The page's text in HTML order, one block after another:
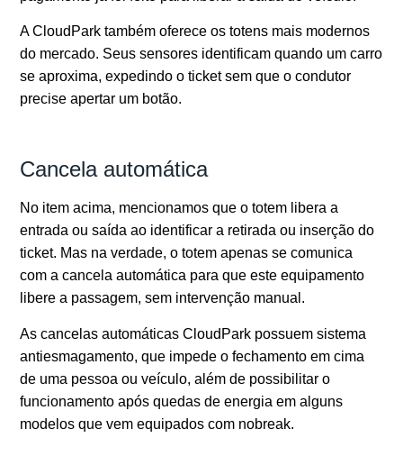
A CloudPark também oferece os totens mais modernos
do mercado. Seus sensores identificam quando um carro
se aproxima, expedindo o ticket sem que o condutor
precise apertar um botão.
Cancela automática
No item acima, mencionamos que o totem libera a
entrada ou saída ao identificar a retirada ou inserção do
ticket. Mas na verdade, o totem apenas se comunica
com a cancela automática para que este equipamento
libere a passagem, sem intervenção manual.
As cancelas automáticas CloudPark possuem sistema
antiesmagamento, que impede o fechamento em cima
de uma pessoa ou veículo, além de possibilitar o
funcionamento após quedas de energia em alguns
modelos que vem equipados com nobreak.